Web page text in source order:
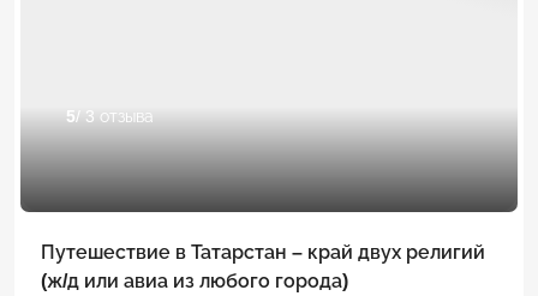
5/ 3 отзыва
Путешествие в Татарстан – край двух религий
(ж/д или авиа из любого города)